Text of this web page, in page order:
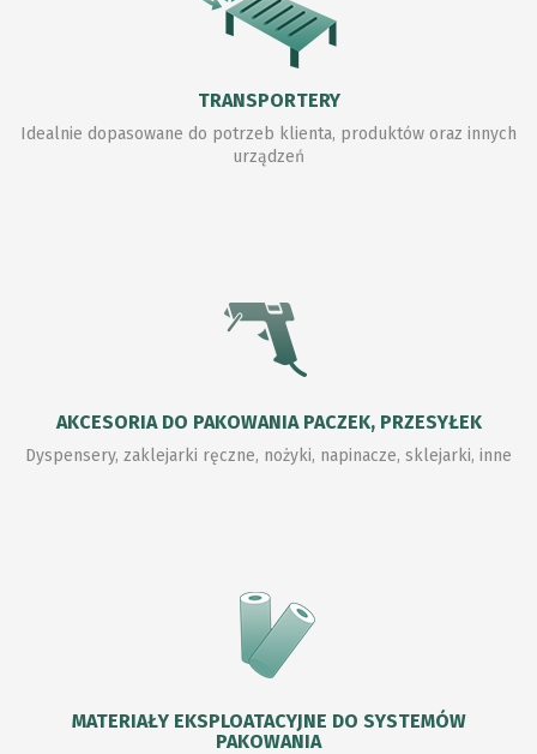
TRANSPORTERY
Idealnie dopasowane do potrzeb klienta, produktów oraz innych
urządzeń
AKCESORIA DO PAKOWANIA PACZEK, PRZESYŁEK
Dyspensery, zaklejarki ręczne, nożyki, napinacze, sklejarki, inne
MATERIAŁY EKSPLOATACYJNE DO SYSTEMÓW
PAKOWANIA